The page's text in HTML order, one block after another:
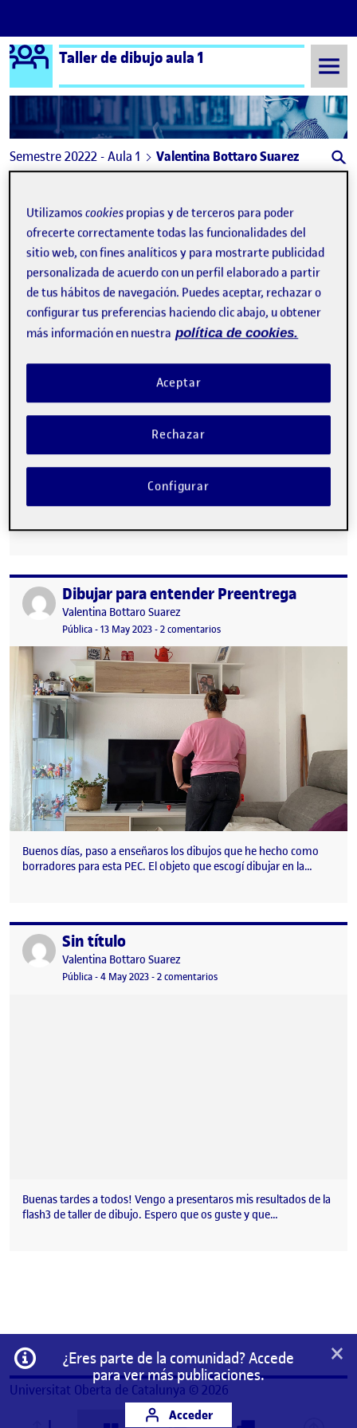
Saltar al contenido
Logo Ágora
Taller de dibujo aula 1
Semestre 20222 - Aula 1 Valentina Bottaro Suarez
Valentina Bottaro Suarez
Publicado porLa conciencia de la experimentación
Publicado por
Valentina Bottaro Suarez
Visibilidad:
Pública- Fecha de publicación
1 Jun 2023 1 junio, 2023 12:07 pm
-4 comentarios en La conciencia de la
Buenos días a Tod@s! Hoy os paso a compartir unos dibujos que
Publicado porDibujar para entender Preentrega
Publicado por
Valentina Bottaro Suarez
Visibilidad:
Pública-Fecha de publicación
13 May 2023-2 comentariosen Dibujar para entender
Buenos días, paso a enseñaros los dibujos que he hecho como
borradores para esta PEC. El objeto que escogí dibujar en la…
Publicado porSin título
Publicado por
Valentina Bottaro Suarez
Visibilidad:
Pública-Fecha de publicación
4 May 2023-2 comentariosen Sin título
Buenas tardes a todos! Vengo a presentaros mis resultados de la
flash3 de taller de dibujo. Espero que os guste y que…
Información
¿Eres parte de la comunidad? Accede
para ver más publicaciones.
Acceder
×
Universitat Oberta de Catalunya © 2026
Utilizamoscookies propias y de terceros para poder
ofrecerte correctamente todas las funcionalidades del
sitio web, con fines analíticos y para mostrarte publicidad
personalizada de acuerdo con un perfil elaborado a partir
de tus hábitos de navegación. Puedes aceptar, rechazar o
configurar tus preferencias haciendo clic abajo, u obtener
más información en nuestra política de cookies.
Rechazar
Aceptar
Configurar